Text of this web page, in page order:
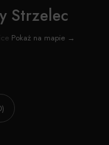
Strzelec
Pokaż na mapie →